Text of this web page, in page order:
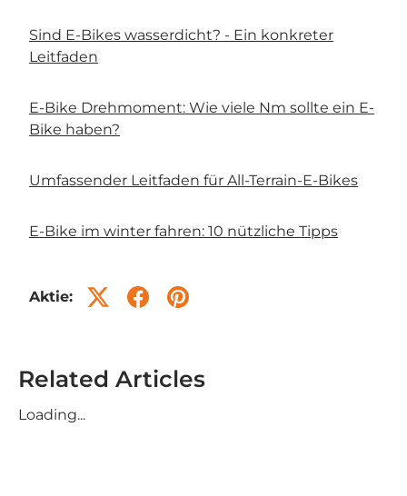
Sind E-Bikes wasserdicht? - Ein konkreter
Leitfaden
E-Bike Drehmoment: Wie viele Nm sollte ein E-
Bike haben?
Umfassender Leitfaden für All-Terrain-E-Bikes
E-Bike im winter fahren: 10 nützliche Tipps
Aktie:
Related Articles
Loading...